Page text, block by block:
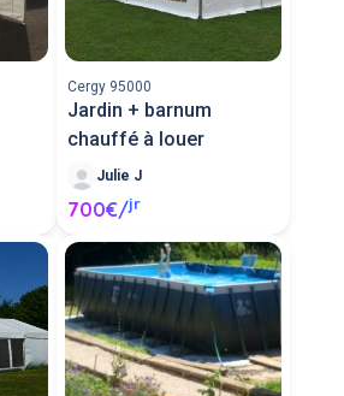
Cergy 95000
Jardin + barnum
chauffé à louer
Julie J
700€/jr